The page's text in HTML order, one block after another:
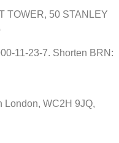
TOWER, 50 STANLEY
11-23-7. Shorten BRN:
London, WC2H 9JQ,